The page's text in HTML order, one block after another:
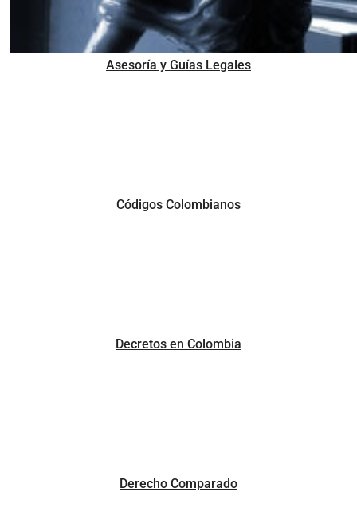
Asesoría y Guías Legales
Códigos Colombianos
Decretos en Colombia
Derecho Comparado